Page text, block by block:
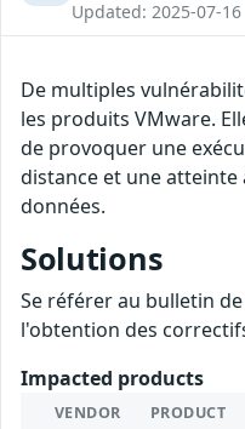
Updated: 2025-07-16
De multiples
les produits VMware.
de provoquer une
distance et une
données.
Solutions
Se référer au bulletin
l'obtention des
Impacted products
VENDOR PRODUCT